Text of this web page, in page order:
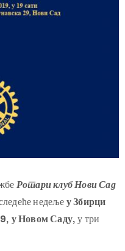
Ротари клуб Нови Сад
недеље у Збирци
у Новом Саду,у три